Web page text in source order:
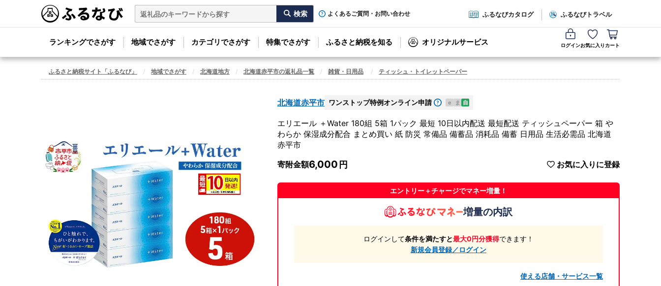
よくあるご質問・お問い合わせ ふるなびカタログ ふるなびトラベル
ランキングでさがす 地域でさがす カテゴリでさがす 特集でさがす ふるさと納税を知る オリジナルサービス ログインお気に入り カート
ふるさと納税サイト「ふるなび」 地域でさがす 北海道地方 北海道赤平市の返礼品一覧 雑貨・日用品 ティッシュ・トイレットペーパー
北海道赤平市 ワンストップ特例オンライン申請 e ま 自
エリエール ＋Water 180組 5箱 1パック 最短 10日以内配送 最短配送 ティッシュペーパー 箱 や
わらか 保湿成分配合 まとめ買い 紙 防災 常備品 備蓄品 消耗品 備蓄 日用品 生活必需品 北海道
赤平市
寄附金額6,000 お気に入りに登録
エントリー＋チャージでマネー増量！
増量の内訳
ログインして条件を満たすと最大0円分獲得できます！
新規会員登録／ログイン
使える店舗・サービス一覧